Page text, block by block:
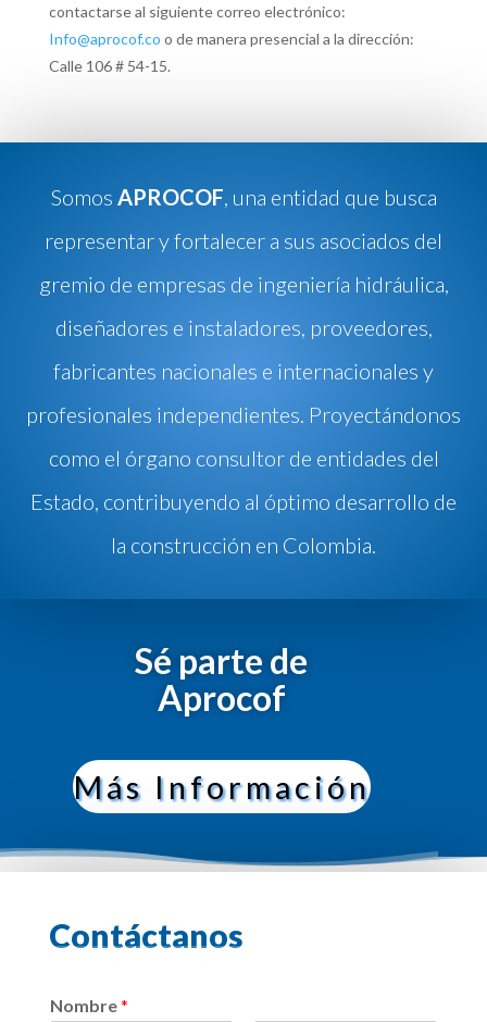
contactarse al siguiente correo electrónico:
Info@aprocof.co o de manera presencial a la dirección:
Calle 106 # 54-15.
Somos APROCOF, una entidad que busca
representar y fortalecer a sus asociados del
gremio de empresas de ingeniería hidráulica,
diseñadores e instaladores, proveedores,
fabricantes nacionales e internacionales y
profesionales independientes. Proyectándonos
como el órgano consultor de entidades del
Estado, contribuyendo al óptimo desarrollo de
la construcción en Colombia.
Sé parte de
Aprocof
Más Información
Contáctanos
Nombre*